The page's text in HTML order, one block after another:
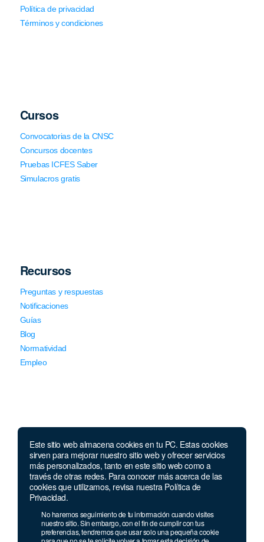
Este sitio web almacena cookies en tu PC. Estas cookies
sirven para mejorar nuestro sitio web y ofrecer servicios
más personalizados, tanto en este sitio web como a
través de otras redes. Para conocer más acerca de las
cookies que utilizamos, revisa nuestra Política de
Privacidad.
No haremos seguimiento de tu información cuando visites
nuestro sitio. Sin embargo, con el fin de cumplir con tus
preferencias, tendremos que usar solo una pequeña cookie
Política de privacidad
Términos y condiciones
Cursos
Convocatorias de la CNSC
Concursos docentes
Pruebas ICFES Saber
Simulacros gratis
Recursos
Preguntas y respuestas
Notificaciones
Guías
Blog
Normatividad
Empleo
Llámanos
Lunes a jueves de 7 a.m.
a 5:00 p.m. Viernes de
7 a.m. a 4 p.m. Sábados de 8 a.m. a 2 p.m.
Celular y Whatsapp:333 033 40 39
Bogotá:381 92 69